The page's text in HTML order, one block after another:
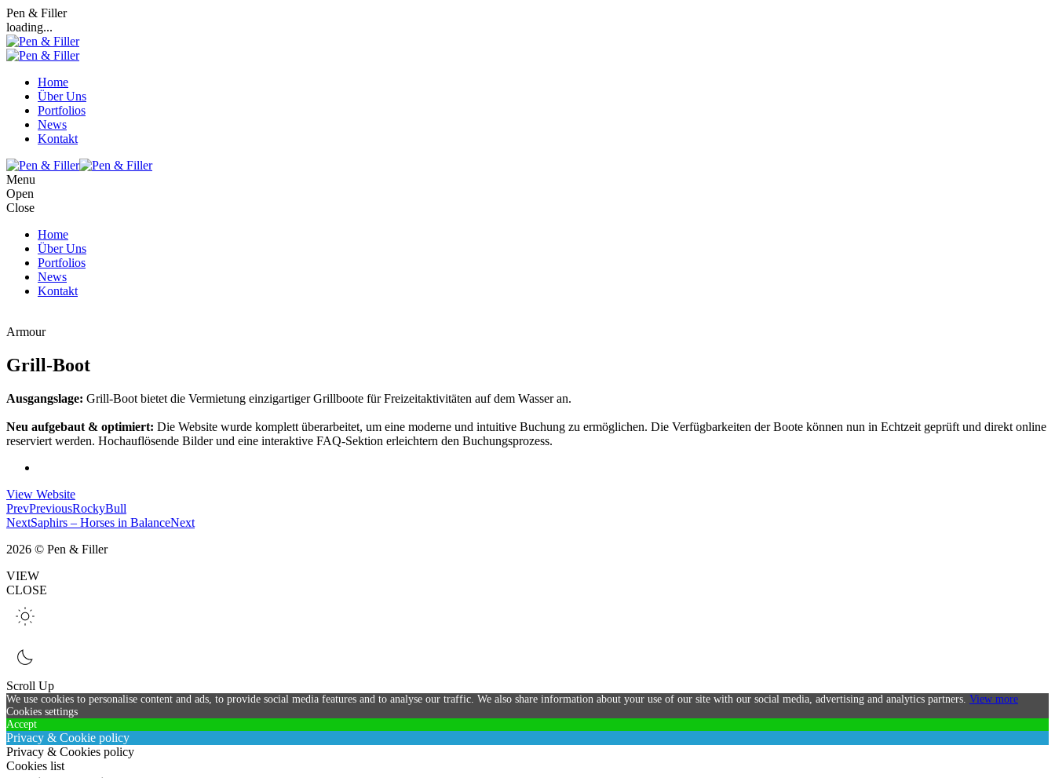
Pen & Filler
loading...
Home
Über Uns
Portfolios
News
Kontakt
Menu
Open
Close
Home
Über Uns
Portfolios
News
Kontakt
Armour
Grill-Boot
Ausgangslage: Grill-Boot bietet die Vermietung einzigartiger Grillboote für Freizeitaktivitäten auf dem Wasser an.
Neu aufgebaut & optimiert: Die Website wurde komplett überarbeitet, um eine moderne und intuitive Buchung zu ermöglichen. Die Verfügbarkeiten der Boote können nun in Echtzeit geprüft und direkt online
reserviert werden. Hochauflösende Bilder und eine interaktive FAQ-Sektion erleichtern den Buchungsprozess.
View Website
PrevPreviousRockyBull
NextSaphirs – Horses in BalanceNext
2026 © Pen & Filler
VIEW
CLOSE
Scroll Up
We use cookies to personalise content and ads, to provide social media features and to analyse our traffic. We also share information about your use of our site with our social media, advertising and analytics partners. View more
Cookies settings
Accept
Privacy & Cookie policy
Privacy & Cookies policy
Cookies list